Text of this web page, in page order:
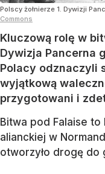
Polscy żołnierze 1. Dywizji
Commons
Kluczową rolę w
Dywizja Pancerna
Polacy odznaczyli
wyjątkową
przygotowani i
Bitwa pod Falaise
alianckiej w
otworzyło drogę do